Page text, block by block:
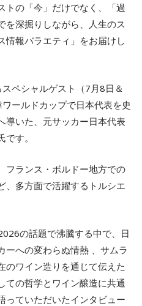
トの「今」だけでなく、「過
を深掘りしながら、人生のス
情報バラエティ」をお届けし
ペシャルゲスト（7月8日＆
ールドカップで日本代表を史
導いた、元サッカー日本代表
す。
フランス・ボルドー地方での
、多方面で活躍するトルシエ
の話題で沸騰する中で、日
ーへの変わらぬ情熱 、サムラ
のワイン造りを通じて伝えた
ての哲学とワイン醸造に共通
っていただいたインタビュー